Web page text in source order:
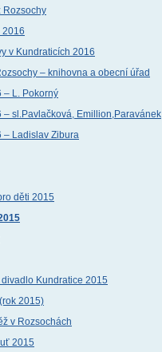
Rozsochy
2016
v Kundraticích 2016
– knihovna a obecní úřad
– L. Pokorný
– sl.Pavlačková, Emillion,Paravánek
– Ladislav Zibura
děti 2015
divadlo Kundratice 2015
2015)
v Rozsochách
2015